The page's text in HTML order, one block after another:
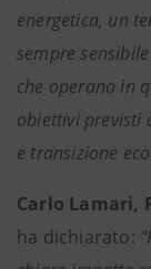
energetica, un
sempre
che operano in
obiettivi previsti
e transizione
Carlo Lamari,
ha dichiarato: